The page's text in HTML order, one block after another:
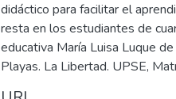
didáctico para facilitar el
resta en los estudiantes de
educativa María Luisa Luque
Playas. La Libertad. UPSE,